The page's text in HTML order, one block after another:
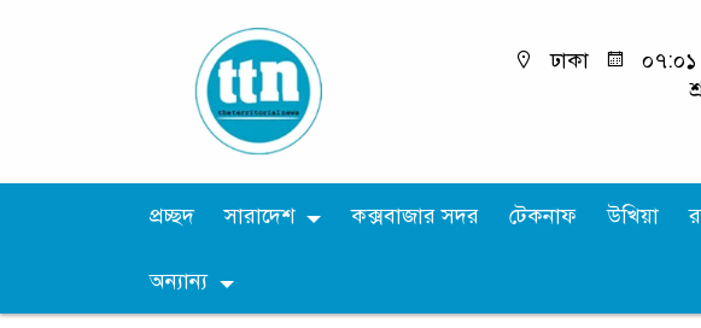
ঢাকা
০৭:০১
প্রচ্ছদ সারাদেশ কক্সবাজার সদর টেকনাফ উখিয়া
অন্যান্য